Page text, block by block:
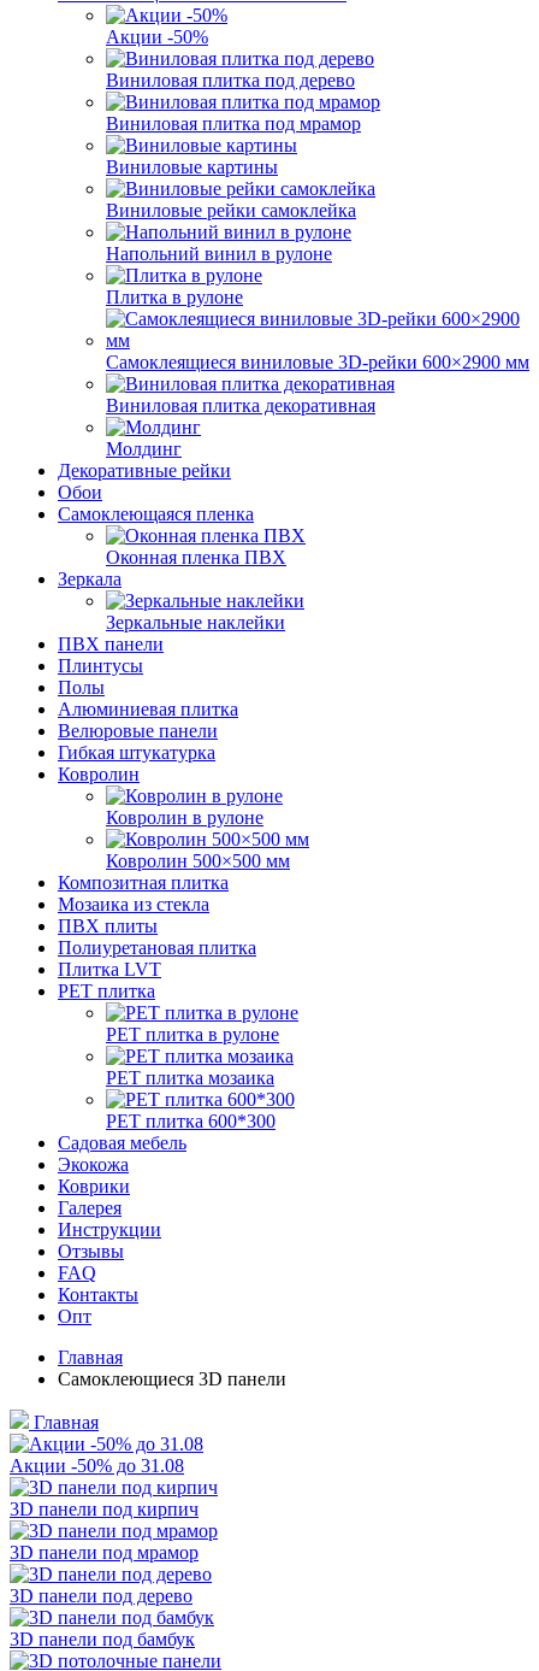
Акции -50%
Виниловая плитка под дерево
Виниловая плитка под мрамор
Виниловые картины
Виниловые рейки самоклейка
Напольний винил в рулоне
Плитка в рулоне
Самоклеящиеся виниловые 3D‑рейки 600×2900 мм
Виниловая плитка декоративная
Молдинг
Декоративные рейки
Обои
Самоклеющаяся пленка
Оконная пленка ПВХ
Зеркала
Зеркальные наклейки
ПВХ панели
Плинтусы
Полы
Алюминиевая плитка
Велюровые панели
Гибкая штукатурка
Ковролин
Ковролин в рулоне
Ковролин 500×500 мм
Композитная плитка
Мозаика из стекла
ПВХ плиты
Полиуретановая плитка
Плитка LVT
РЕТ плитка
РЕТ плитка в рулоне
РЕТ плитка мозаика
РЕТ плитка 600*300
Садовая мебель
Экокожа
Коврики
Галерея
Инструкции
Отзывы
FAQ
Контакты
Опт
Главная
Самоклеющиеся 3D панели
Главная
Акции -50% до 31.08
3D панели под кирпич
3D панели под мрамор
3D панели под дерево
3D панели под бамбук